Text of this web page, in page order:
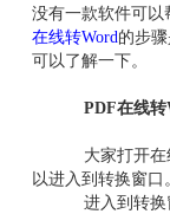
没有一款软件可以
在线转Word的步
可以了解一下。
PDF在线转
大家打开在线
以进入到转换窗口。
进入到转换窗